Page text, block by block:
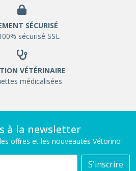
SÉCURISÉ
sécurisé SSL
VÉTÉRINAIRE
médicalisées
à la newsletter
offres et les nouveautés Vétorino
S'inscrire